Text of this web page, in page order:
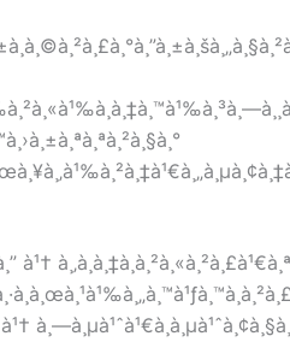
à¹†
à¹†